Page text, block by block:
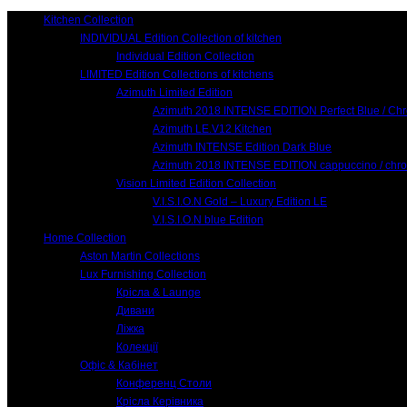
Kitchen Collection
INDIVIDUAL Edition Collection of kitchen
Individual Edition Collection
LIMITED Edition Collections of kitchens
Azimuth Limited Edition
Azimuth 2018 INTENSE EDITION Perfect Blue /
Azimuth LE.V12 Kitchen
Azimuth INTENSE Edition Dark Blue
Azimuth 2018 INTENSE EDITION cappuccino /
Vision Limited Edition Collection
V.I.S.I.O.N Gold – Luxury Edition LE
V.I.S.I.O.N blue Edition
Home Collection
Aston Martin Collections
Lux Furnishing Collection
Крісла & Launge
Дивани
Ліжка
Колекції
Офіс & Кабінет
Конференц Столи
Крісла Керівника